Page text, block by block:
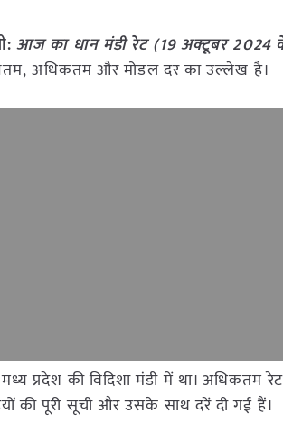
आज का धान मंडी रेट (19 अक्टूबर
अधिकतम और मोडल दर का उल्लेख है।
प्रदेश की विदिशामंडी में था। अधिकतम
की पूरी सूची और उसके साथ दरें दी गई हैं।